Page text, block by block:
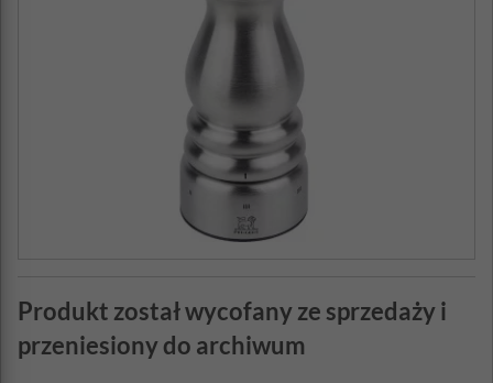
Produkt został wycofany ze sprzedaży i
przeniesiony do archiwum